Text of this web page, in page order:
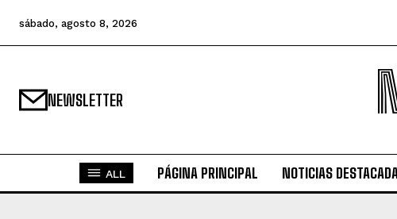
sábado, agosto 8, 2026
NEWSLETTER
ALL PÁGINA PRINCIPAL NOTICIAS